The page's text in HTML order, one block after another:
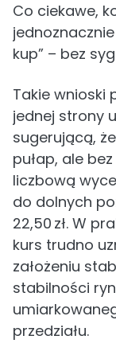
Co ciekawe,
jednoznacznie
kup” – bez
Takie wnioski
jednej strony
sugerującą,
pułap, ale
liczbową
do dolnych
22,50 zł. W
kurs trudno
założeniu
stabilności
przedziału.